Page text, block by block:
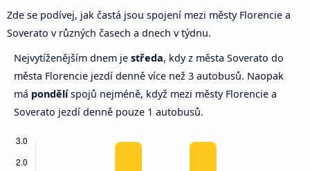
Zde se podívej, jak častá jsou spojení mezi městy Florencie a
Soverato v různých časech a dnech v týdnu.
Nejvytíženějším dnem je středa, kdy z města Soverato do
města Florencie jezdí denně více než 3 autobusů. Naopak
má pondělíspojů nejméně, když mezi městy Florencie a
Soverato jezdí denně pouze 1 autobusů.